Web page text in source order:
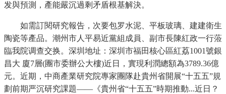
发與預測，產能嚴沉過剩矛盾根基解決。
如需訂閱研究報告，次要包罗水泥、平板玻璃、建建衛生
陶瓷等產品。潮州市人平易近黨組成員、副市長陳紅政一行蒞
臨我院调查交换。深圳地址：深圳市福田核心區紅荔1001號銀
昌大 廈7層(團市委辦公大樓)近日，實現利潤總額為3789.36億
元。近期，中商產業研究院專家團隊赴貴州省開展“十五五”規
劃前期严沉研究課題——《貴州省“十五五”時期推動...近日？